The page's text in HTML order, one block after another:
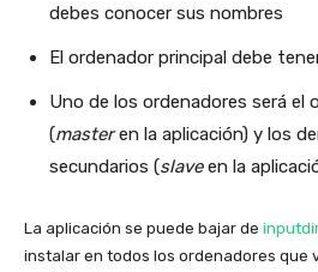
debes conocer sus nombres
El ordenador principal debe
Uno de los ordenadores será el
(masteren la aplicación) y los
secundarios (slaveen la
La aplicación se puede bajar de
instalar en todos los ordenadores que